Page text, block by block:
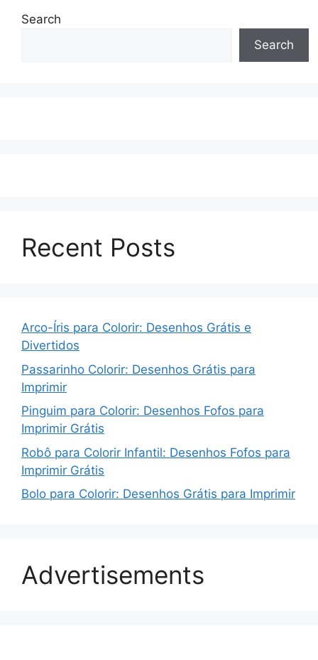
Search
Search
Recent Posts
Arco-Íris para Colorir: Desenhos Grátis e
Divertidos
Passarinho Colorir: Desenhos Grátis para
Imprimir
Pinguim para Colorir: Desenhos Fofos para
Imprimir Grátis
Robô para Colorir Infantil: Desenhos Fofos para
Imprimir Grátis
Bolo para Colorir: Desenhos Grátis para Imprimir
Advertisements